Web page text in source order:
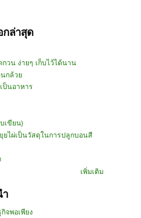
กล่าสุด
วน ง่ายๆ เก็บไว้ได้นาน
กล้วย
ป็นอาหาร
เขียน)
ไผ่เป็นวัสดุในการปลูกบอนสี
เพิ่มเติม
จพอเพียง